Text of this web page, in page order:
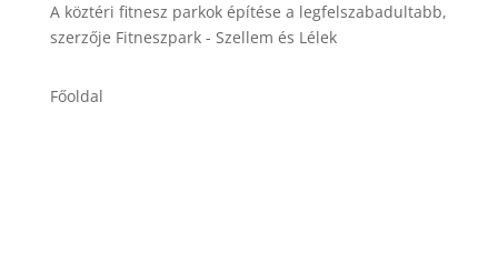
A köztéri fitnesz parkok építése a legfelszabadultabb,
szerzője Fitneszpark - Szellem és Lélek
Főoldal